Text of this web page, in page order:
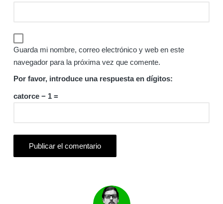
Guarda mi nombre, correo electrónico y web en este
navegador para la próxima vez que comente.
Por favor, introduce una respuesta en dígitos:
catorce − 1 =